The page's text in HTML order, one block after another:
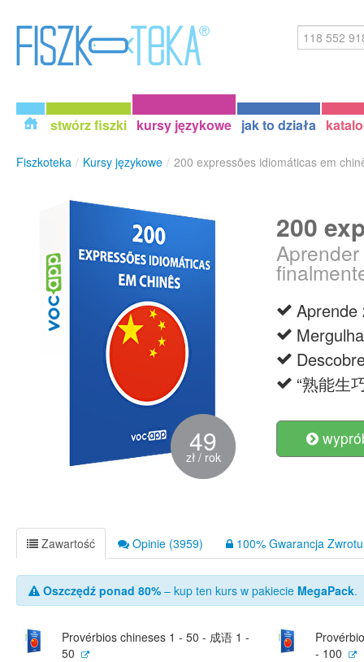
stwórz fiszki kursy językowe jak to działa
Fiszkoteka / Kursy językowe / 200 expressões idiomáticas em
49
zł / rok
200
Aprende
“熟能生
Zawartość Opinie (3959) 100% Gwarancja
Oszczędź ponad 80% – kup ten kurs w pakiecie MegaPack.
Provérbios chineses 1 - 50 - 成语 1 -
50
- 100